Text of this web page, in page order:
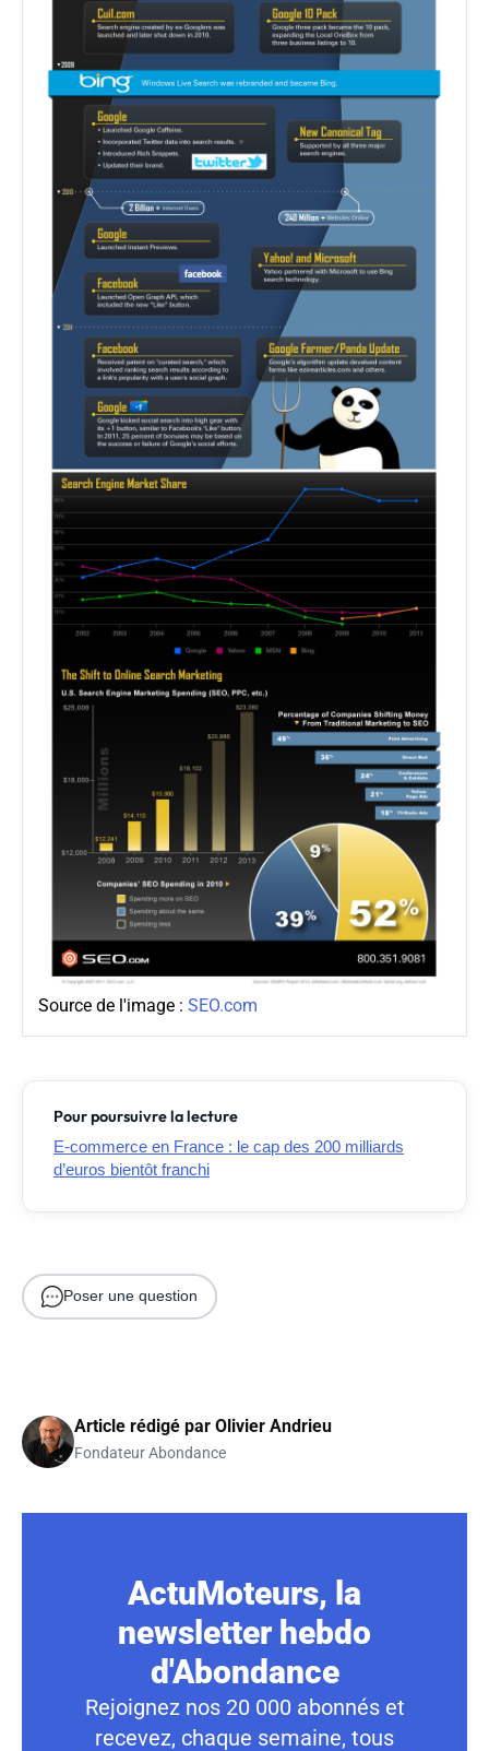
Source de l'image : SEO.com
Pour poursuivre la lecture
E-commerce en France : le cap des 200 milliards
d’euros bientôt franchi
Poser une question
Article rédigé par Olivier Andrieu
Fondateur Abondance
ActuMoteurs, la
newsletter hebdo
d'Abondance
Rejoignez nos 20 000 abonnés et
recevez, chaque semaine, tous